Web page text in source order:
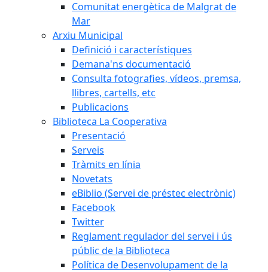
Comunitat energètica de Malgrat de
Mar
Arxiu Municipal
Definició i característiques
Demana'ns documentació
Consulta fotografies, vídeos, premsa,
llibres, cartells, etc
Publicacions
Biblioteca La Cooperativa
Presentació
Serveis
Tràmits en línia
Novetats
eBiblio (Servei de préstec electrònic)
Facebook
Twitter
Reglament regulador del servei i ús
públic de la Biblioteca
Política de Desenvolupament de la